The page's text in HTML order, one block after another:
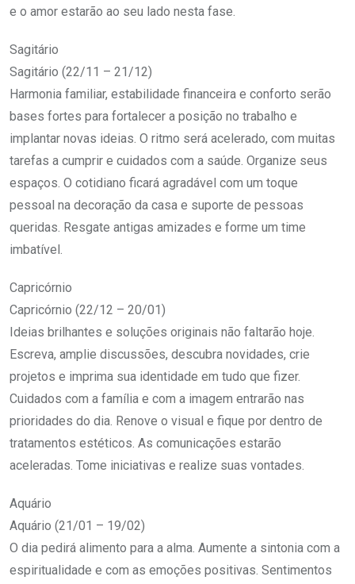
e o amor estarão ao seu lado nesta fase.
Sagitário
Sagitário (22/11 – 21/12)
Harmonia familiar, estabilidade financeira e conforto serão
bases fortes para fortalecer a posição no trabalho e
implantar novas ideias. O ritmo será acelerado, com muitas
tarefas a cumprir e cuidados com a saúde. Organize seus
espaços. O cotidiano ficará agradável com um toque
pessoal na decoração da casa e suporte de pessoas
queridas. Resgate antigas amizades e forme um time
imbatível.
Capricórnio
Capricórnio (22/12 – 20/01)
Ideias brilhantes e soluções originais não faltarão hoje.
Escreva, amplie discussões, descubra novidades, crie
projetos e imprima sua identidade em tudo que fizer.
Cuidados com a família e com a imagem entrarão nas
prioridades do dia. Renove o visual e fique por dentro de
tratamentos estéticos. As comunicações estarão
aceleradas. Tome iniciativas e realize suas vontades.
Aquário
Aquário (21/01 – 19/02)
O dia pedirá alimento para a alma. Aumente a sintonia com a
espiritualidade e com as emoções positivas. Sentimentos